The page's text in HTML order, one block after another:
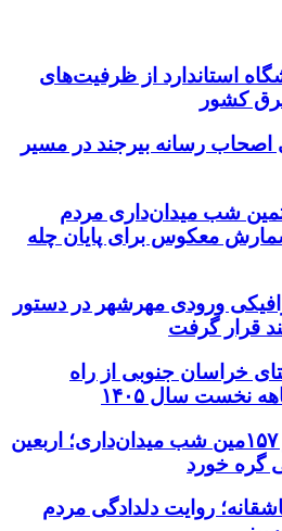
استاندارد از ظرفیت‌های
کشور
اصحاب رسانه بیرجند در مسیر
شب میدان‌داری مردم
معکوس برای پایان چله
ورودی مهرشهر در دستور
قرار گرفت
۱۱ روستای خراسان جنوبی از راه
نخست سال ۱۴۰۵
خراسان جنوبی در ۱۵۷مین شب میدان‌داری؛ اربعین
گره خورد
روایت دلدادگی مردم